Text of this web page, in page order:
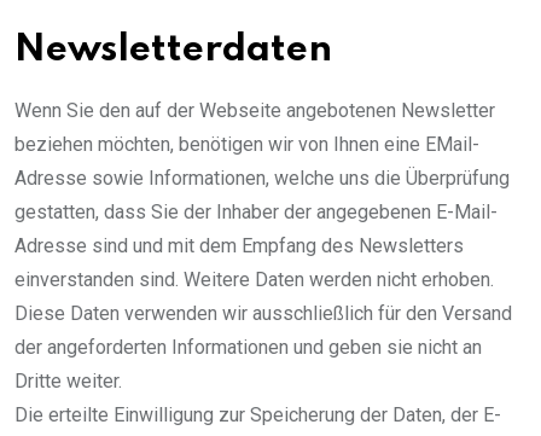
Newsletterdaten
Wenn Sie den auf der Webseite angebotenen Newsletter
beziehen möchten, benötigen wir von Ihnen eine EMail-
Adresse sowie Informationen, welche uns die Überprüfung
gestatten, dass Sie der Inhaber der angegebenen E-Mail-
Adresse sind und mit dem Empfang des Newsletters
einverstanden sind. Weitere Daten werden nicht erhoben.
Diese Daten verwenden wir ausschließlich für den Versand
der angeforderten Informationen und geben sie nicht an
Dritte weiter.
Die erteilte Einwilligung zur Speicherung der Daten, der E-